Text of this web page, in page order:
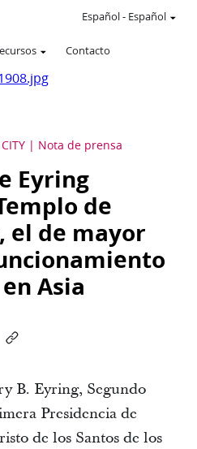
Contacto
Español- Español
Nota de prensa
Eyring
de
el de mayor
Asia
B. Eyring, Segundo
Presidencia de
de los Santos de los